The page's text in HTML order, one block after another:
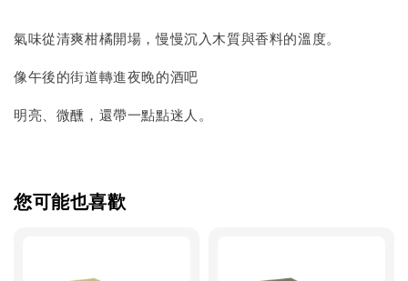
氣味從清爽柑橘開場，慢慢沉入木質與香料的溫度。
像午後的街道轉進夜晚的酒吧
明亮、微醺，還帶一點點迷人。
您可能也喜歡